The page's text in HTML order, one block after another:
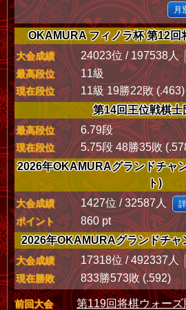
月
OKAMURA フィノラ杯 第12回
大会成績 24023位 / 197538人
最高段位 11級
現在段位
11級 19勝22敗 (.463)
第14回王位戦棋士
最高段位 6.79段
現在段位
5.75段 48勝35敗
2026年OKAMURAグランドチャ
ト)
大会成績 1427位 / 32587人
ポイント
860 pt
2026年OKAMURAグランドチャ
大会成績 17318位 / 492337人
現在勝敗 833勝573敗 (.592)
前回大会
第119回将棋ウォー